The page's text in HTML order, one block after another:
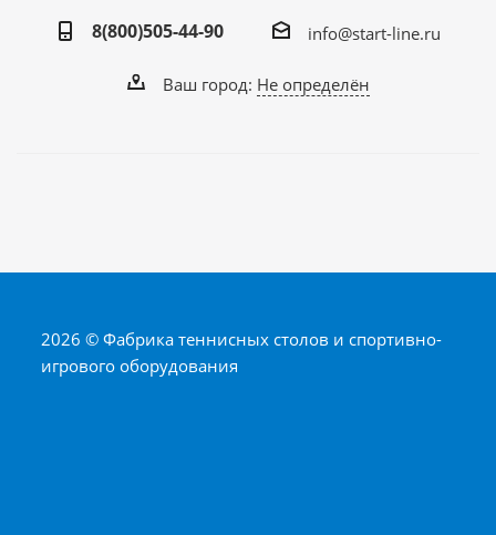
8(800)505-44-90
info@start-line.ru
Ваш город: Не определён
2026 © Фабрика теннисных столов и спортивно-
игрового оборудования